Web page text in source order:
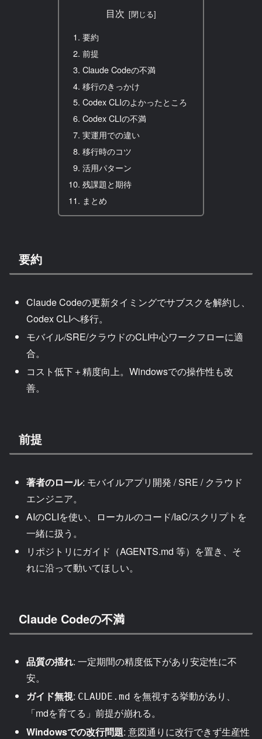
目次
要約
前提
Claude Codeの不満
移行のきっかけ
Codex CLIのよかったところ
Codex CLIの不満
実運用での違い
移行時のコツ
活用パターン
残課題と期待
まとめ
要約
Claude Codeの更新タイミングでサブスクを解約し、
Codex CLIへ移行。
モバイル/SRE/クラウドのCLI中心ワークフローに適
合。
コスト低下＋精度向上。Windowsでの操作性も改
善。
前提
著者のロール: モバイルアプリ開発 / SRE / クラウド
エンジニア。
AIのCLIを使い、ローカルのコード/IaC/スクリプトを
一緒に扱う。
リポジトリにガイド（AGENTS.md 等）を置き、そ
れに沿って動いてほしい。
Claude Codeの不満
品質の揺れ: 一定期間の精度低下があり安定性に不
安。
ガイド無視: CLAUDE.md を無視する挙動があり、
「mdを育てる」前提が崩れる。
Windowsでの改行問題: 意図通りに改行できず生産性